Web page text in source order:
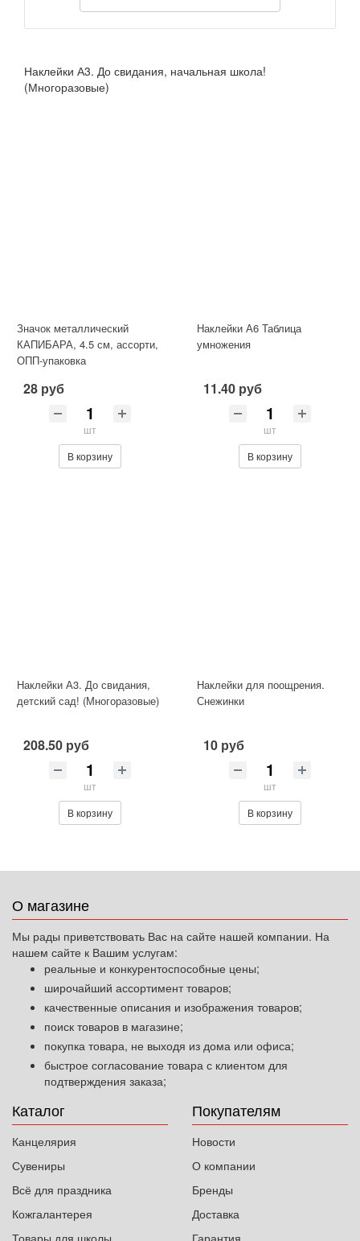
Наклейки А3. До свидания, начальная школа!
(Многоразовые)
Значок металлический
КАПИБАРА, 4.5 см, ассорти,
ОПП-упаковка
28 руб
шт
В корзину
Наклейки А6 Таблица
умножения
11.40 руб
шт
В корзину
Наклейки А3. До свидания,
детский сад! (Многоразовые)
208.50 руб
шт
В корзину
Наклейки для поощрения.
Снежинки
10 руб
шт
В корзину
О магазине
Мы рады приветствовать Вас на сайте нашей компании. На
нашем сайте к Вашим услугам:
реальные и конкурентоспособные цены;
широчайший ассортимент товаров;
качественные описания и изображения товаров;
поиск товаров в магазине;
покупка товара, не выходя из дома или офиса;
быстрое согласование товара с клиентом для
подтверждения заказа;
Каталог
Канцелярия
Сувениры
Всё для праздника
Кожгалантерея
Покупателям
Новости
О компании
Бренды
Доставка